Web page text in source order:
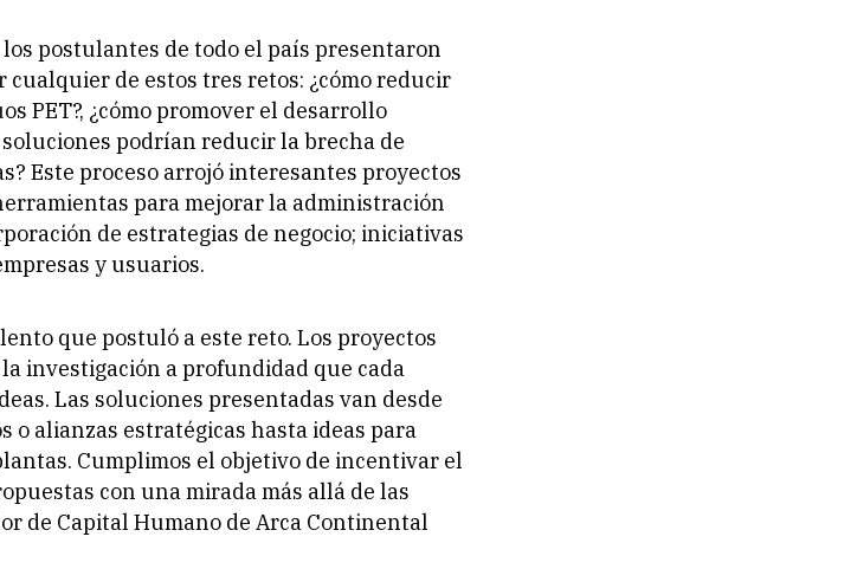
postulantes de todo el país presentaron
de estos tres retos: ¿cómo reducir
PET?, ¿cómo promover el desarrollo
podrían reducir la brecha de
Este proceso arrojó interesantes proyectos
para mejorar la administración
de estrategias de negocio; iniciativas
y usuarios.
que postuló a este reto. Los proyectos
investigación a profundidad que cada
Las soluciones presentadas van desde
o alianzas estratégicas hasta ideas para
Cumplimos el objetivo de incentivar el
con una mirada más allá de las
de Capital Humano de Arca Continental